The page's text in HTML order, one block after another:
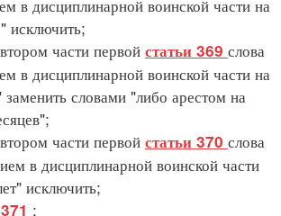
в дисциплинарной воинской части на
исключить;
части первой статьи 369 слова
в дисциплинарной воинской части на
словами "либо арестом на
части первой статьи 370 слова
в дисциплинарной воинской части
исключить;
: